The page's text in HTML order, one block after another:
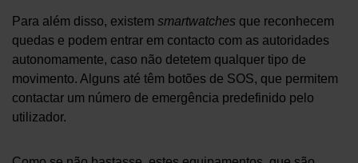
Para além disso, existem smartwatches que reconhecem
quedas e podem entrar em contacto com as autoridades
autonomamente, caso não detetem qualquer tipo de
movimento. Alguns até têm botões de SOS, que permitem
contactar um número de emergência predefinido pelo
utilizador.